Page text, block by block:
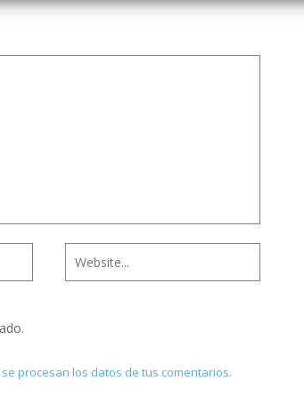
procesan los datos de tus comentarios.